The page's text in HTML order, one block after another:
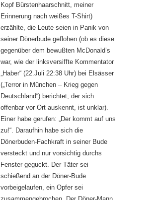
Kopf Bürstenhaarschnitt, meiner
Erinnerung nach weißes T-Shirt)
erzählte, die Leute seien in Panik von
seiner Dönerbude geflohen (ob es diese
gegenüber dem bewußten McDonald’s
war, wie der linksversiffte Kommentator
„Haber“ (22.Juli 22:38 Uhr) bei Elsässer
(„Terror in München – Krieg gegen
Deutschland“) berichtet, der sich
offenbar vor Ort auskennt, ist unklar).
Einer habe gerufen: „Der kommt auf uns
zu!“. Daraufhin habe sich die
Dönerbuden-Fachkraft in seiner Bude
versteckt und nur vorsichtig durchs
Fenster geguckt. Der Täter sei
schießend an der Döner-Bude
vorbeigelaufen, ein Opfer sei